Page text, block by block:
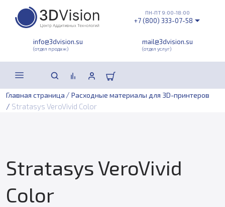
info@3dvision.su
(отдел продаж)
mail@3dvision.su
(отдел услуг)
ПН-ПТ 9:00-18:00
+7 (800) 333-07-58
Главная страница / Расходные материалы для 3D-принтеров
/ Stratasys VeroVivid Color
Stratasys VeroVivid
Color